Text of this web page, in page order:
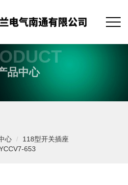
品中心
心
118型开关插座
653